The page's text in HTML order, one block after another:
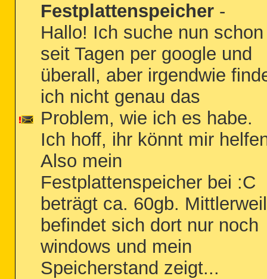
Festplattenspeicher -
Hallo! Ich suche nun schon
seit Tagen per google und
überall, aber irgendwie
ich nicht genau das
Problem, wie ich es habe.
Ich hoff, ihr könnt mir
Also mein
Festplattenspeicher bei :C
beträgt ca. 60gb.
befindet sich dort nur noch
windows und mein
Speicherstand zeigt...